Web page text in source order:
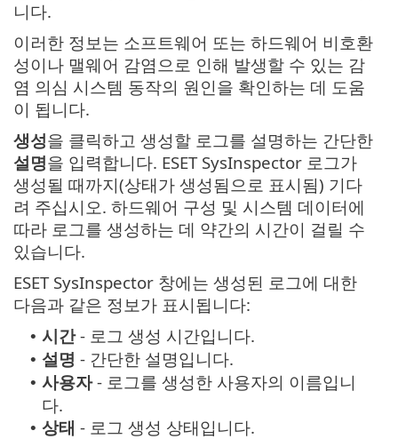
니다.
이러한 정보는 소프트웨어 또는 하드웨어 비호환
성이나 맬웨어 감염으로 인해 발생할 수 있는 감
염 의심 시스템 동작의 원인을 확인하는 데 도움
이 됩니다.
생성을 클릭하고 생성할 로그를 설명하는 간단한
설명을 입력합니다. ESET SysInspector 로그가
생성될 때까지(상태가 생성됨으로 표시됨) 기다
려 주십시오. 하드웨어 구성 및 시스템 데이터에
따라 로그를 생성하는 데 약간의 시간이 걸릴 수
있습니다.
ESET SysInspector 창에는 생성된 로그에 대한
다음과 같은 정보가 표시됩니다:
• 시간- 로그 생성 시간입니다.
• 설명 - 간단한 설명입니다.
• 사용자- 로그를 생성한 사용자의 이름입니
다.
• 상태 - 로그 생성 상태입니다.